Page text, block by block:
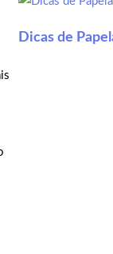
Dicas de